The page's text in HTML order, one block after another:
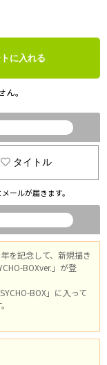
に入れる
。
タイトル
ールが届きます。
を記念して、新規描き
BOXver.」が登
BOX」に入って